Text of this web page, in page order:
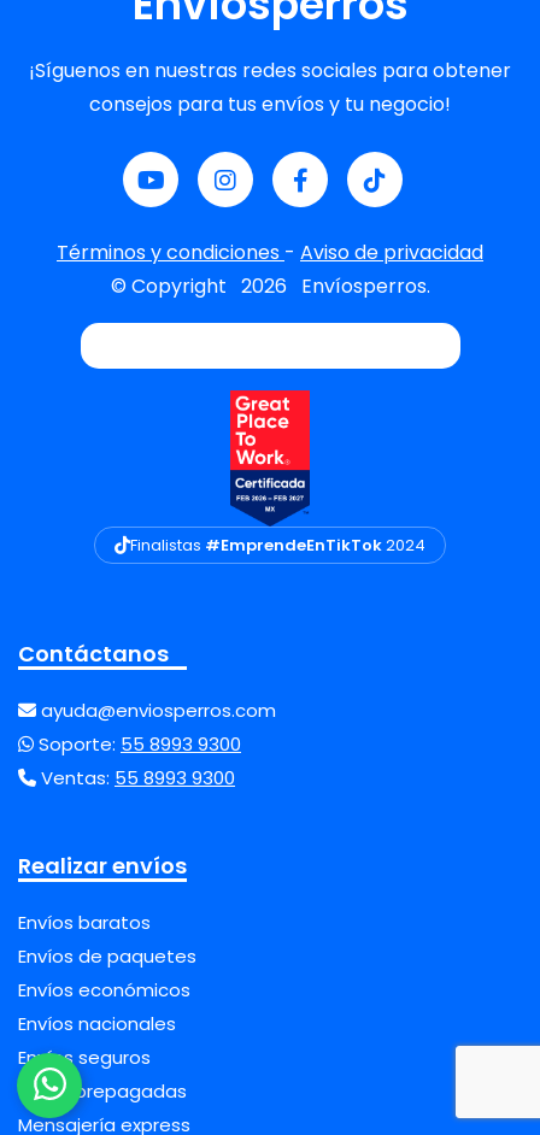
¡Síguenos en nuestras redes sociales para obtener
consejos para tus envíos y tu negocio!
Términos y condiciones - Aviso de privacidad
© Copyright 2026 Envíosperros.
Finalistas #EmprendeEnTikTok2024
Contáctanos
ayuda@enviosperros.com
Soporte: 55 8993 9300
Ventas: 55 8993 9300
Realizar envíos
Envíos baratos
Envíos de paquetes
Envíos económicos
Envíos nacionales
Envíos seguros
Guías prepagadas
Mensajería express